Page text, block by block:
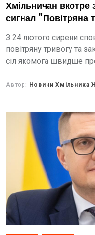
Хмільничан вкотре
сигнал "Повітряна
З 24 лютого сирени
повітряну тривогу та
сіл якомога швидше
Автор: Новини Хмільника